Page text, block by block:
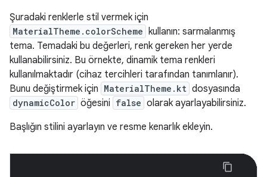
Şuradaki renklerle stil vermek için
MaterialTheme.colorScheme kullanın: sarmalanmış
tema. Temadaki bu değerleri, renk gereken her yerde
kullanabilirsiniz. Bu örnekte, dinamik tema renkleri
kullanılmaktadır (cihaz tercihleri tarafından tanımlanır).
Bunu değiştirmek için MaterialTheme.kt dosyasında
dynamicColor öğesini false olarak ayarlayabilirsiniz.
Başlığın stilini ayarlayın ve resme kenarlık ekleyin.